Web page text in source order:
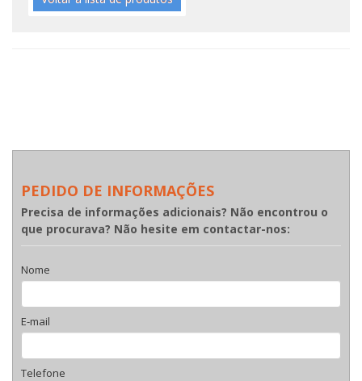
PEDIDO DE INFORMAÇÕES
Precisa de informações adicionais? Não encontrou o
que procurava? Não hesite em contactar-nos:
Nome
E-mail
Telefone